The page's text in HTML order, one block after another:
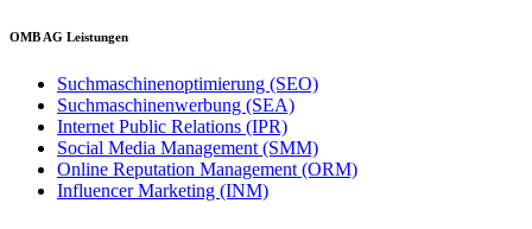
OMB AG Leistungen
Suchmaschinenoptimierung (SEO)
Suchmaschinenwerbung (SEA)
Internet Public Relations (IPR)
Social Media Management (SMM)
Online Reputation Management (ORM)
Influencer Marketing (INM)